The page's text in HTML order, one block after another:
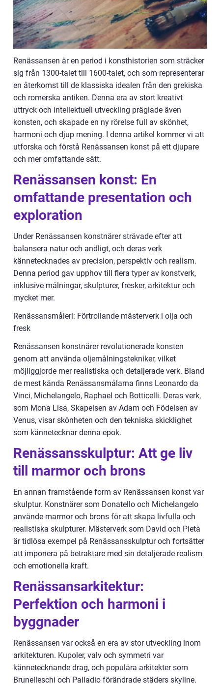
Renässansen är en period i konsthistorien som sträcker
sig från 1300-talet till 1600-talet, och som representerar
en återkomst till de klassiska idealen från den grekiska
och romerska antiken. Denna era av stort kreativt
uttryck och intellektuell utveckling präglade även
konsten, och skapade en ny rörelse full av skönhet,
harmoni och djup mening. I denna artikel kommer vi att
utforska och förstå Renässansen konst på ett djupare
och mer omfattande sätt.
Renässansen konst: En
omfattande presentation och
exploration
Under Renässansen konstnärer strävade efter att
balansera natur och andligt, och deras verk
kännetecknades av precision, perspektiv och realism.
Denna period gav upphov till flera typer av konstverk,
inklusive målningar, skulpturer, fresker, arkitektur och
mycket mer.
Renässansmåleri: Förtrollande mästerverk i olja och
fresk
Renässansen konstnärer revolutionerade konsten
genom att använda oljemålningstekniker, vilket
möjliggjorde mer realistiska och detaljerade verk. Bland
de mest kända Renässansmålarna finns Leonardo da
Vinci, Michelangelo, Raphael och Botticelli. Deras verk,
som Mona Lisa, Skapelsen av Adam och Födelsen av
Venus, visar skönheten och den tekniska skicklighet
som kännetecknar denna epok.
Renässansskulptur: Att ge liv
till marmor och brons
En annan framstående form av Renässansen konst var
skulptur. Konstnärer som Donatello och Michelangelo
använde marmor och brons för att skapa livfulla och
realistiska skulpturer. Mästerverk som David och Pietà
är tidlösa exempel på Renässansskulptur och fortsätter
att imponera på betraktare med sin detaljerade realism
och emotionella kraft.
Renässansarkitektur:
Perfektion och harmoni i
byggnader
Renässansen var också en era av stor utveckling inom
arkitekturen. Kupoler, valv och symmetri var
kännetecknande drag, och populära arkitekter som
Brunelleschi och Palladio förändrade städers skyline.